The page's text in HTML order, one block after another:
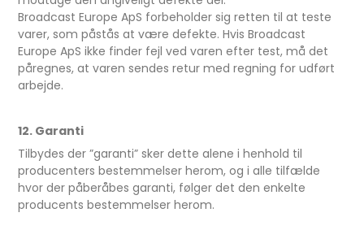
Broadcast Europe ApS forbeholder sig retten til at teste
varer, som påstås at være defekte. Hvis Broadcast
Europe ApS ikke finder fejl ved varen efter test, må det
påregnes, at varen sendes retur med regning for udført
arbejde.
12. Garanti
Tilbydes der ”garanti” sker dette alene i henhold til
producenters bestemmelser herom, og i alle tilfælde
hvor der påberåbes garanti, følger det den enkelte
producents bestemmelser herom.